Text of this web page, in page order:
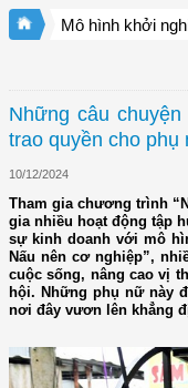
Mô hình khởi
Những câu
trao quyền cho phụ
10/12/2024
Tham gia chương trình
gia nhiều hoạt động tập
sự kinh doanh với mô
Nấu nên cơ nghiệp”,
cuộc sống, nâng cao vị
hội. Những phụ nữ này
nơi đây vươn lên khẳng